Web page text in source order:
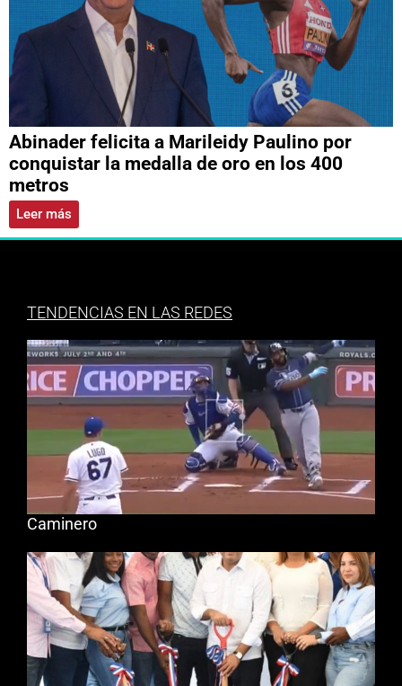
Abinader felicita a Marileidy Paulino por
conquistar la medalla de oro en los 400
metros
Leer más
TENDENCIAS EN LAS REDES
Caminero